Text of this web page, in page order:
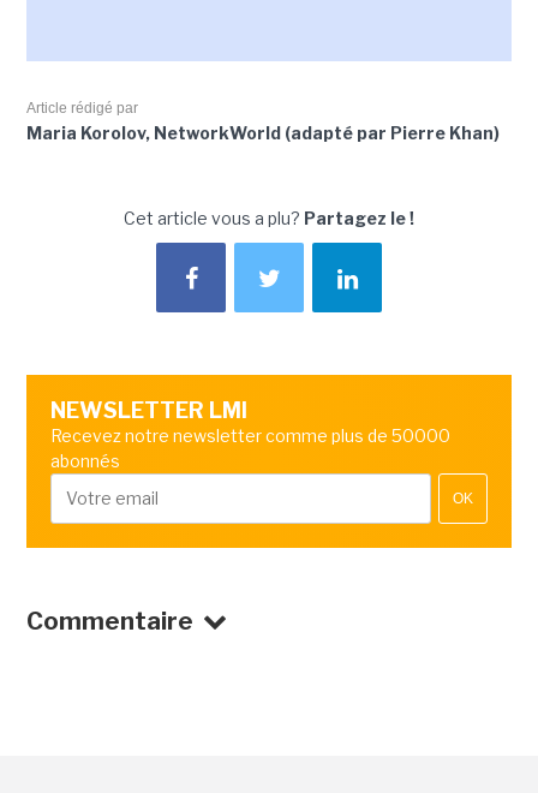
Article rédigé par
Maria Korolov, NetworkWorld (adapté par Pierre Khan)
Cet article vous a plu? Partagez le !
NEWSLETTER LMI
Recevez notre newsletter comme plus de 50000
abonnés
OK
Commentaire